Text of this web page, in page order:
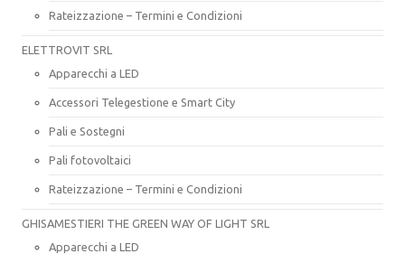
Rateizzazione – Termini e Condizioni
ELETTROVIT SRL
Apparecchi a LED
Accessori Telegestione e Smart City
Pali e Sostegni
Pali fotovoltaici
Rateizzazione – Termini e Condizioni
GHISAMESTIERI THE GREEN WAY OF LIGHT SRL
Apparecchi a LED